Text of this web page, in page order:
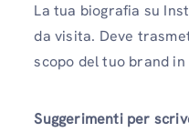
La tua biografia su
da visita. Deve
scopo del tuo brand in
Suggerimenti per